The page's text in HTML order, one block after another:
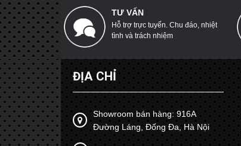
TƯ VẤN
Hỗ trợ trực tuyến. Chu đáo, nhiệt
tình và trách nhiệm
ĐỊA CHỈ
Showroom bán hàng: 916A
Đường Láng, Đống Đa, Hà Nội